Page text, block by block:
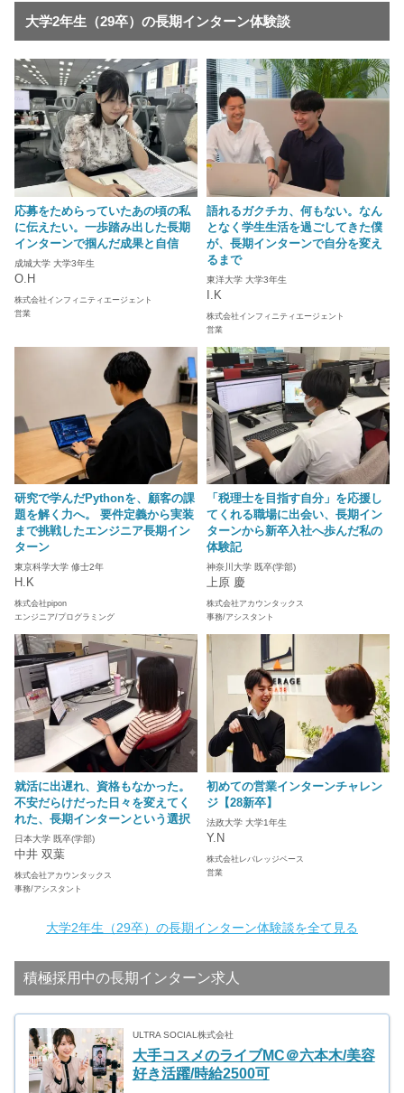
大学2年生（29卒）の長期インターン体験談
応募をためらっていたあの頃の私
に伝えたい。一歩踏み出した長期
インターンで掴んだ成果と自信
成城大学 大学3年生
O.H
株式会社インフィニティエージェント
営業
語れるガクチカ、何もない。なん
となく学生生活を過ごしてきた僕
が、長期インターンで自分を変え
るまで
東洋大学 大学3年生
I.K
株式会社インフィニティエージェント
営業
研究で学んだPythonを、顧客の課
題を解く力へ。 要件定義から実装
まで挑戦したエンジニア長期イン
ターン
東京科学大学 修士2年
H.K
株式会社pipon
エンジニア/プログラミング
「税理士を目指す自分」を応援し
てくれる職場に出会い、長期イン
ターンから新卒入社へ歩んだ私の
体験記
神奈川大学 既卒(学部)
上原 慶
株式会社アカウンタックス
事務/アシスタント
就活に出遅れ、資格もなかった。
不安だらけだった日々を変えてく
れた、長期インターンという選択
日本大学 既卒(学部)
中井 双葉
株式会社アカウンタックス
事務/アシスタント
初めての営業インターンチャレン
ジ【28新卒】
法政大学 大学1年生
Y.N
株式会社レバレッジベース
営業
大学2年生（29卒）の長期インターン体験談を全て見る
積極採用中の長期インターン求人
ULTRA SOCIAL株式会社
大手コスメのライブMC＠六本木/美容
好き活躍/時給2500可